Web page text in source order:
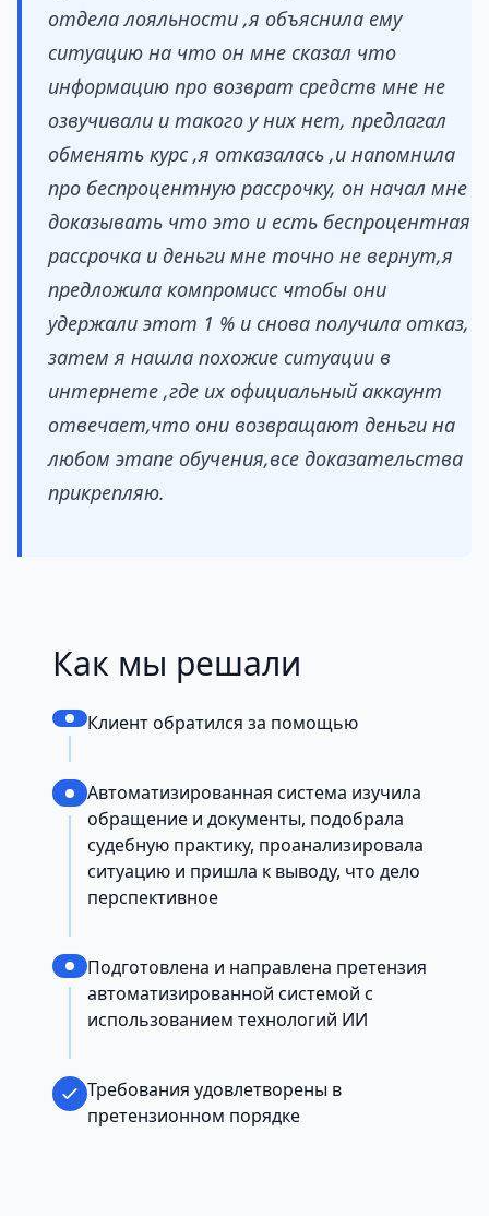
отдела лояльности ,я объяснила ему
ситуацию на что он мне сказал что
информацию про возврат средств мне не
озвучивали и такого у них нет, предлагал
обменять курс ,я отказалась ,и напомнила
про беспроцентную рассрочку, он начал мне
доказывать что это и есть беспроцентная
рассрочка и деньги мне точно не вернут,я
предложила компромисс чтобы они
удержали этот 1 % и снова получила отказ,
затем я нашла похожие ситуации в
интернете ,где их официальный аккаунт
отвечает,что они возвращают деньги на
любом этапе обучения,все доказательства
прикрепляю.
Как мы решали
Клиент обратился за помощью
Автоматизированная система изучила
обращение и документы, подобрала
судебную практику, проанализировала
ситуацию и пришла к выводу, что дело
перспективное
Подготовлена и направлена претензия
автоматизированной системой с
использованием технологий ИИ
Требования удовлетворены в
претензионном порядке